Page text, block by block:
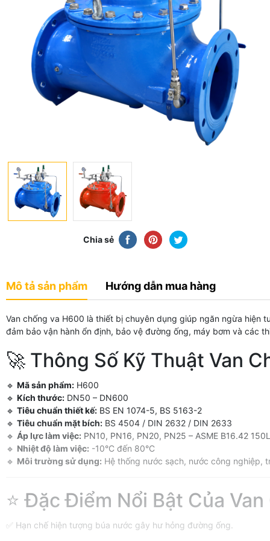
Chia sẻ
Mô tả sản phẩm Hướng dẫn mua hàng
Van chống va H600 là thiết bị chuyên dụng giúp ngăn ngừa hiện
đảm bảo vận hành ổn định, bảo vệ đường ống, máy bơm và các
🚀 Thông Số Kỹ Thuật Van
🔹 Mã sản phẩm: H600
🔹 Kích thước: DN50 – DN600
🔹 Tiêu chuẩn thiết kế: BS EN 1074-5, BS 5163-2
🔹 Tiêu chuẩn mặt bích: BS 4504 / DIN 2632 / DIN 2633
🔹 Áp lực làm việc: PN10, PN16, PN20, PN25 – ASME B16.42
🔹 Nhiệt độ làm việc: -10°C đến 80°C
🔹 Môi trường sử dụng: Hệ thống nước sạch, nước công nghiệp,
⭐ Đặc Điểm Nổi Bật Của
✅ Hạn chế hiện tượng búa nước gây hư hỏng đường ống.